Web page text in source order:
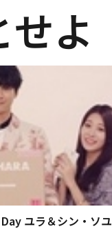
よ
ユラ＆シン・ソユ